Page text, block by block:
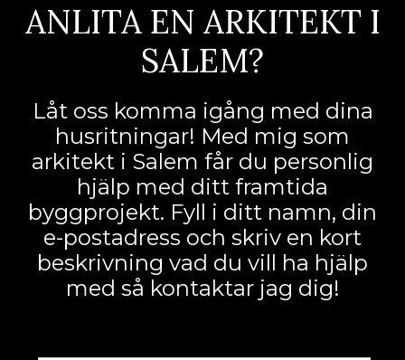
ANLITA EN ARKITEKT I
SALEM?
Låt oss komma igång med dina
husritningar! Med mig som
arkitekt i Salem får du personlig
hjälp med ditt framtida
byggprojekt. Fyll i ditt namn, din
e-postadress och skriv en kort
beskrivning vad du vill ha hjälp
med så kontaktar jag dig!